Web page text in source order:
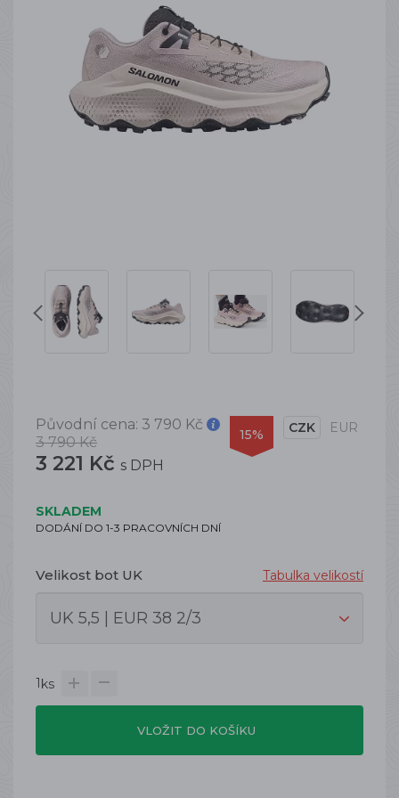
Původní cena: 3 790 Kč
3 790 Kč
3 221 Kč s DPH
15% CZK EUR
SKLADEM
DODÁNÍ DO 1-3 PRACOVNÍCH DNÍ
Velikost bot UK Tabulka velikostí
1ks
VLOŽIT DO KOŠÍKU